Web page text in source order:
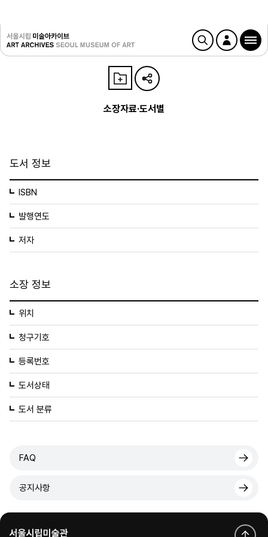
소장자료·도서별
도서 정보
ISBN
발행연도
저자
소장 정보
위치
청구기호
등록번호
도서상태
도서 분류
FAQ
공지사항